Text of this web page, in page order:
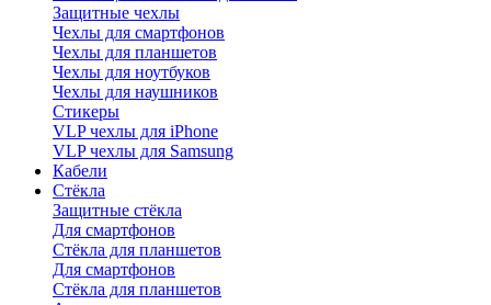
Защитные чехлы
Чехлы для смартфонов
Чехлы для планшетов
Чехлы для ноутбуков
Чехлы для наушников
Стикеры
VLP чехлы для iPhone
VLP чехлы для Samsung
Кабели
Стёкла
Защитные стёкла
Для смартфонов
Стёкла для планшетов
Для смартфонов
Стёкла для планшетов